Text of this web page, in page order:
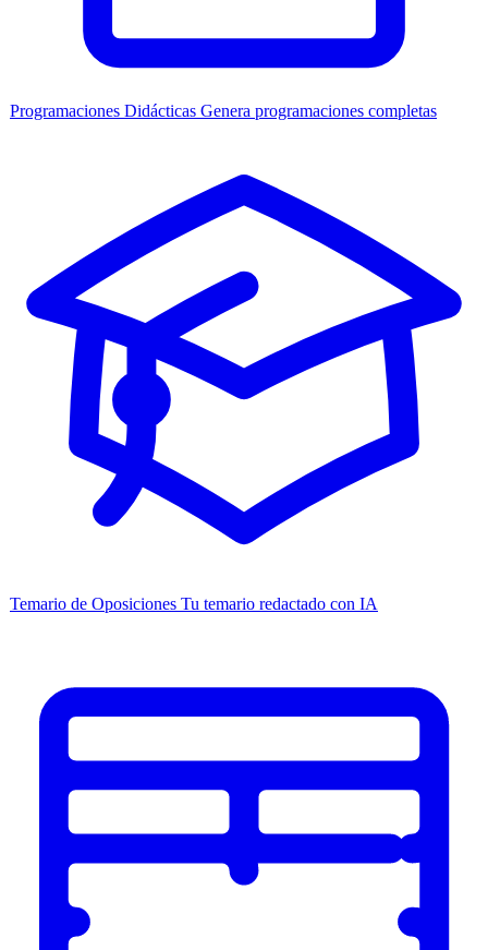
Programaciones Didácticas Genera programaciones completas
Temario de Oposiciones Tu temario redactado con IA